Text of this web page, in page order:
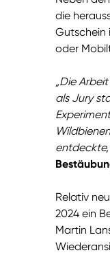
die
Gutschein
oder
„Die
als Jury
entdeckte,
Relativ
2024 ein
Martin